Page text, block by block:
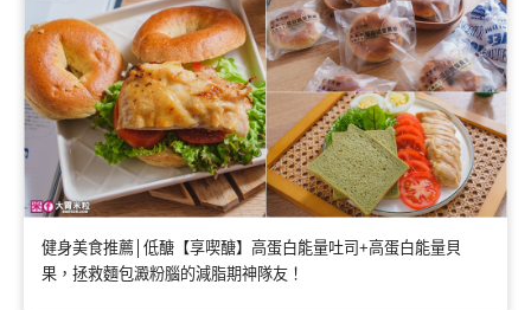
健身美食推薦│低醣【享喫醣】高蛋白能量吐司+高蛋白能量貝
果，拯救麵包澱粉腦的減脂期神隊友！